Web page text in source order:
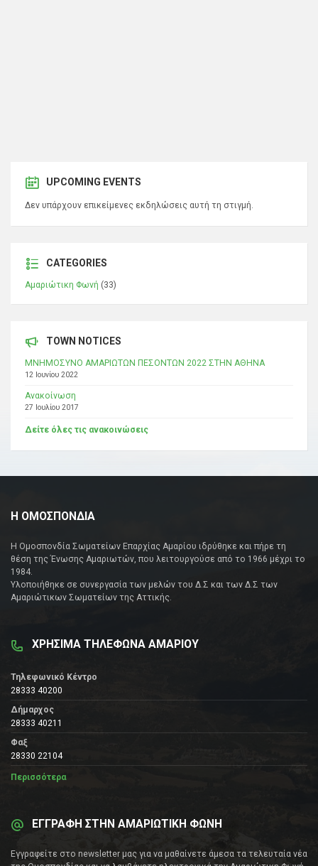
UPCOMING EVENTS
Δεν υπάρχουν επικείμενες εκδηλώσεις αυτή τη στιγμή.
CATEGORIES
Αμαριώτικη Φωνή (33)
TOWN NOTICES
ΜΝΗΜΟΣΥΝΟ ΑΜΑΡΙΩΤΩΝ ΠΕΣΟΝΤΩΝ 2022 ΣΤΗΝ ΑΘΗΝΑ
12 Ιουνίου 2022
Ανακοίνωση
27 Ιουλίου 2017
Δείτε όλες τις ανακοινώσεις
Η ΟΜΟΣΠΟΝΔΙΑ
Η Ομοσπονδία Σωματείων Επαρχίας Αμαρίου ιδρύθηκε και πήρε τη
θέση της Ένωσης Αμαριωτών, που λειτουργούσε από το 1966 μέχρι το
1984.
Υλοποιήθηκε σε συνεργασία των μελών του Δ.Σ και των Δ.Σ των
Αμαριώτικων Σωματείων της Αττικής.
ΧΡΗΣΙΜΑ ΤΗΛΕΦΩΝΑ ΑΜΑΡΙΟΥ
Τηλεφωνικό Κέντρο
28333 40200
Δήμαρχος
28333 40211
Φαξ
28330 22104
Περισσότερα
ΕΓΓΡΑΦΗ ΣΤΗΝ ΑΜΑΡΙΩΤΙΚΗ ΦΩΝΗ
Εγγραφείτε στο newsletter μας για να μαθαίνετε άμεσα τα τελευταία νέα